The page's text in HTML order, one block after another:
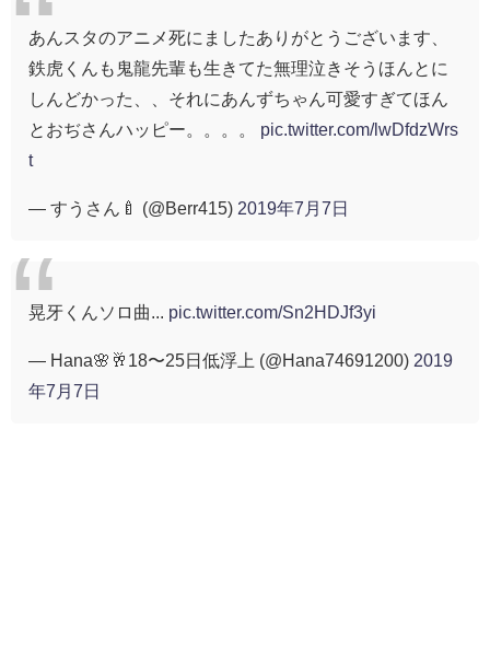
あんスタのアニメ死にましたありがとうございます、
鉄虎くんも鬼龍先輩も生きてた無理泣きそうほんとに
しんどかった、、それにあんずちゃん可愛すぎてほん
とおぢさんハッピー。。。。 pic.twitter.com/lwDfdzWrs
t
— すうさん🍼 (@Berr415) 2019年7月7日
晃牙くんソロ曲... pic.twitter.com/Sn2HDJf3yi
— Hana🌸🥂18〜25日低浮上 (@Hana74691200) 2019
年7月7日